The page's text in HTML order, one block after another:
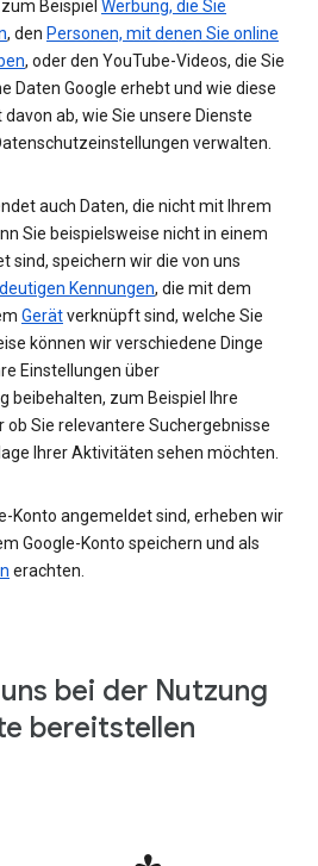
Beispiel Werbung, die Sie
, den Personen, mit denen Sie online
, oder den YouTube-Videos, die Sie
Daten Google erhebt und wie diese
ab, wie Sie unsere Dienste
verwalten.
auch Daten, die nicht mit Ihrem
Sie beispielsweise nicht in einem
sind, speichern wir die von uns
Kennungen, die mit dem
Gerätverknüpft sind, welche Sie
können wir verschiedene Dinge
Einstellungen über
beibehalten, zum Beispiel Ihre
ob Sie relevantere Suchergebnisse
Ihrer Aktivitäten sehen möchten.
Konto angemeldet sind, erheben wir
Google-Konto speichern und als
erachten.
bei der Nutzung
bereitstellen